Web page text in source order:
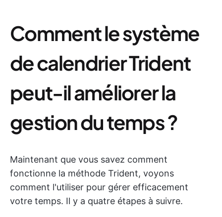
Comment le système
de calendrier Trident
peut-il améliorer la
gestion du temps ?
Maintenant que vous savez comment
fonctionne la méthode Trident, voyons
comment l'utiliser pour gérer efficacement
votre temps. Il y a quatre étapes à suivre.